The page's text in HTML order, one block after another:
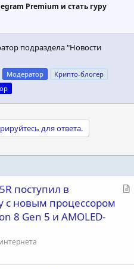
Premium и стать гуру
подраздела "Новости
Модератор
Крипто-блогер
для ответа.
С
поступил в
с новым процессором
8 Gen 5 и AMOLED-